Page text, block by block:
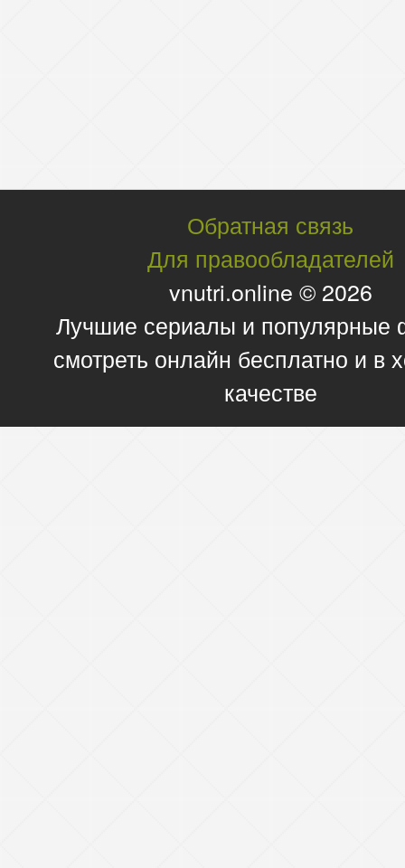
Обратная связь
Для правообладателей
vnutri.online © 2026
Лучшие сериалы и
смотреть онлайн бесплатно и в
качестве